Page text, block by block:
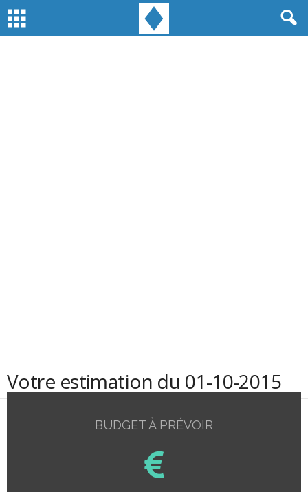
Votre estimation du 01-10-2015
BUDGET À PRÉVOIR